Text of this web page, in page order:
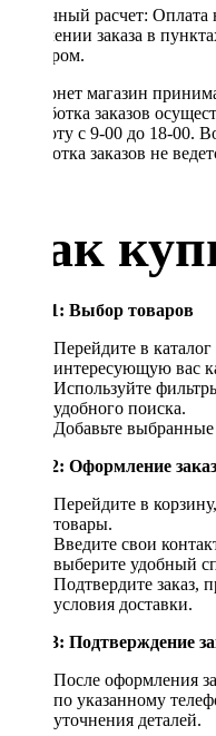
Наличный расчет:
получении заказа в
курьером.
Интернет магазин
Обработка заказов
Субботу с 9-00 до 18-00.
обработка заказов не
Как
Шаг 1: Выбор товаров
Перейдите в
интересующую вас
Используйте
удобного поиска.
Добавьте
Шаг 2: Оформление
Перейдите в
товары.
Введите свои
выберите удобный
Подтвердите заказ,
условия доставки.
Шаг 3: Подтверждение
После оформления
по указанному
уточнения деталей.